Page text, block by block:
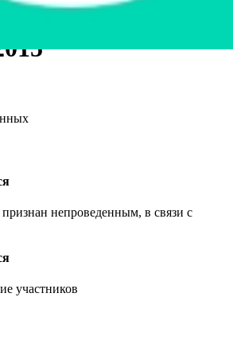
непроведенным, в связи с
участников